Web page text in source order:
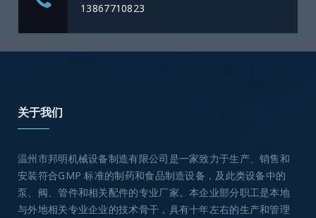
13867710823
关于我们
温州市邦明机械设备制造有限公司是一家致力于生产、销售和
安装符合GMP 标准的制药和食品制造设备，及此类设备中的
泵、阀、管件和相关配件的专业厂家。本企业部分职工是本地
与外地相关专业企业的技术骨干，具有十年左右的生产和管理